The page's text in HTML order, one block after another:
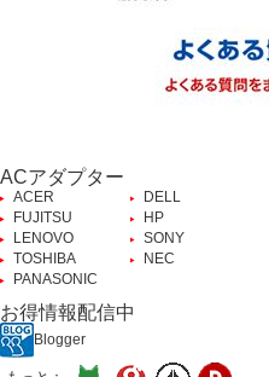
ACアダプター
ACER
DELL
FUJITSU
HP
LENOVO
SONY
TOSHIBA
NEC
PANASONIC
お得情報配信中
Blogger